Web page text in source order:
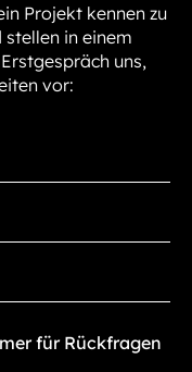
Projekt kennen zu
stellen in einem
uns,
vor: